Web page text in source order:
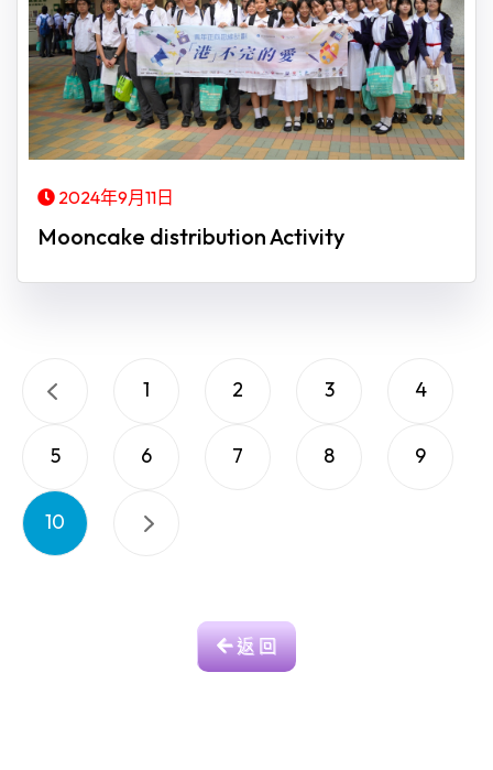
2024年9月11日
Mooncake distribution Activity
1 2 3 4
5 6 7 8 9
10
返 回